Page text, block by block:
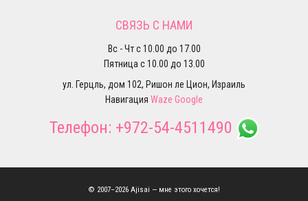
СВЯЗЬ С НАМИ
Вс - Чт с 10.00 до 17.00
Пятница с 10.00 до 13.00
ул. Герцль, дом 102, Ришон ле Цион, Израиль
Навигация Waze Google
Телефон: +972-54-4511490
© 2007–2026 Ajisai — мне этого хочется!